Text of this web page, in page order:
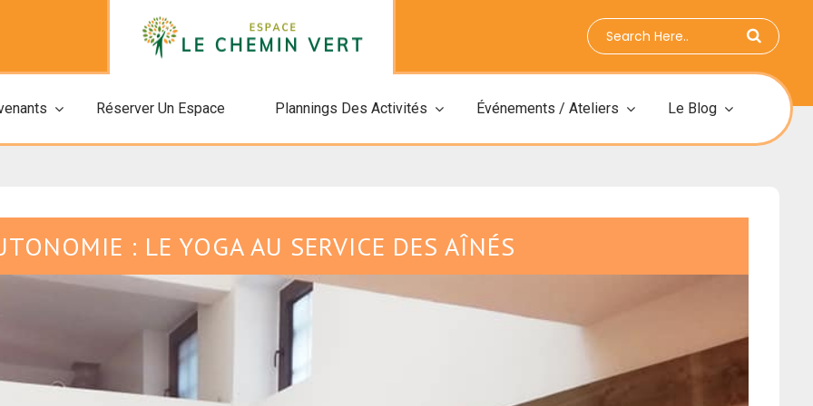
Réserver Un Espace Plannings Des Activités Événements / Ateliers Le Blog
: LE YOGA AU SERVICE DES AÎNÉS